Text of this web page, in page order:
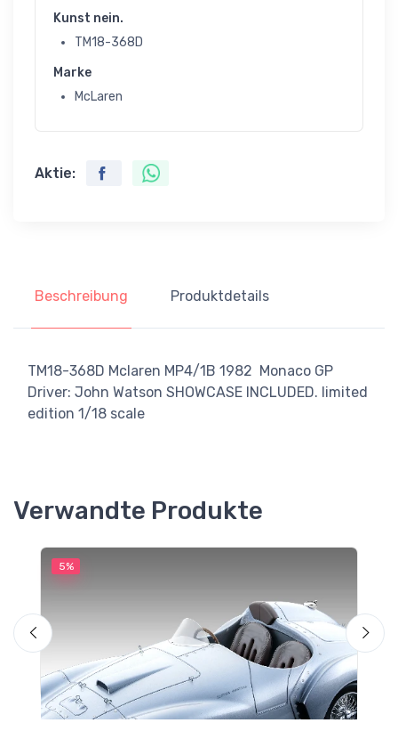
Kunst nein.
TM18-368D
Marke
McLaren
Aktie:
Beschreibung Produktdetails
TM18-368D Mclaren MP4/1B 1982 Monaco GP
Driver: John Watson SHOWCASE INCLUDED. limited
edition 1/18 scale
Verwandte Produkte
5%